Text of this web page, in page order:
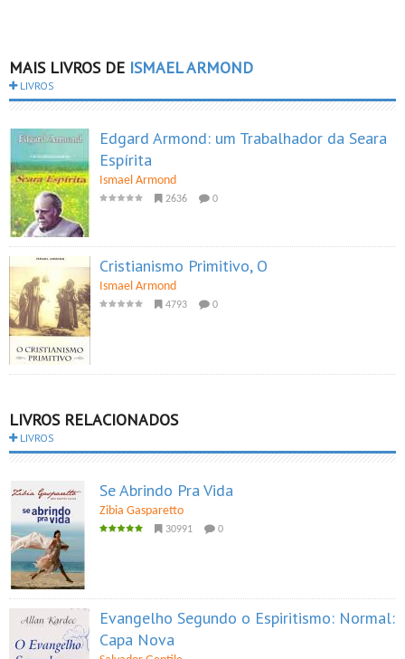
MAIS LIVROS DE ISMAEL ARMOND
LIVROS
Edgard Armond: um Trabalhador da Seara
Espírita
Ismael Armond
2636 0
Cristianismo Primitivo, O
Ismael Armond
4793 0
LIVROS RELACIONADOS
LIVROS
Se Abrindo Pra Vida
Zibia Gasparetto
30991 0
Evangelho Segundo o Espiritismo: Normal:
Capa Nova